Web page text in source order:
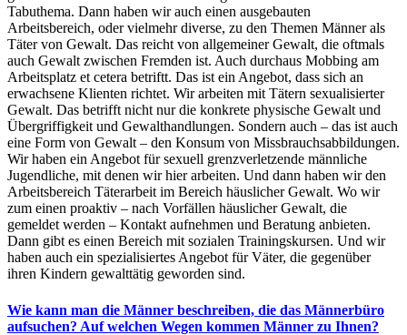
Tabuthema. Dann haben wir auch einen ausgebauten
Arbeitsbereich, oder vielmehr diverse, zu den Themen Männer als
Täter von Gewalt. Das reicht von allgemeiner Gewalt, die oftmals
auch Gewalt zwischen Fremden ist. Auch durchaus Mobbing am
Arbeitsplatz et cetera betriftt. Das ist ein Angebot, dass sich an
erwachsene Klienten richtet. Wir arbeiten mit Tätern sexualisierter
Gewalt. Das betrifft nicht nur die konkrete physische Gewalt und
Übergriffigkeit und Gewalthandlungen. Sondern auch – das ist auch
eine Form von Gewalt – den Konsum von Missbrauchsabbildungen.
Wir haben ein Angebot für sexuell grenzverletzende männliche
Jugendliche, mit denen wir hier arbeiten. Und dann haben wir den
Arbeitsbereich Täterarbeit im Bereich häuslicher Gewalt. Wo wir
zum einen proaktiv – nach Vorfällen häuslicher Gewalt, die
gemeldet werden – Kontakt aufnehmen und Beratung anbieten.
Dann gibt es einen Bereich mit sozialen Trainingskursen. Und wir
haben auch ein spezialisiertes Angebot für Väter, die gegenüber
ihren Kindern gewalttätig geworden sind.
Wie kann man die Männer beschreiben, die das Männerbüro
aufsuchen? Auf welchen Wegen kommen Männer zu Ihnen?